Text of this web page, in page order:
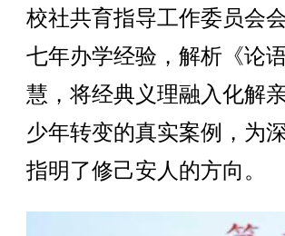
校社共育指导工作委员会
七年办学经验，解析《论
慧，将经典义理融入化解
少年转变的真实案例，为
指明了修己安人的方向。